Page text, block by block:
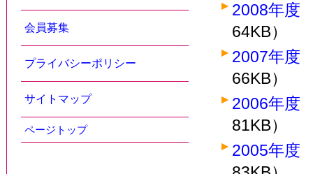
会員募集
プライバシーポリシー
サイトマップ
ページトップ
2008年度
64KB）
2007年度
66KB）
2006年度
81KB）
2005年度